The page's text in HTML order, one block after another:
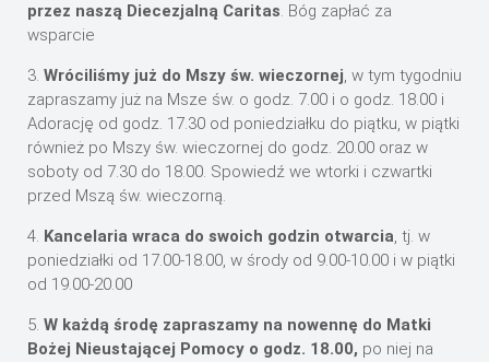
przez naszą Diecezjalną Caritas. Bóg zapłać za
wsparcie
3. Wróciliśmy już do Mszy św. wieczornej, w tym tygodniu
zapraszamy już na Msze św. o godz. 7.00 i o godz. 18.00 i
Adorację od godz. 17.30 od poniedziałku do piątku, w piątki
również po Mszy św. wieczornej do godz. 20.00 oraz w
soboty od 7.30 do 18.00. Spowiedź we wtorki i czwartki
przed Mszą św. wieczorną.
4. Kancelaria wraca do swoich godzin otwarcia, tj. w
poniedziałki od 17.00-18.00, w środy od 9.00-10.00 i w piątki
od 19.00-20.00
5. W każdą środę zapraszamy na nowennę do Matki
Bożej Nieustającej Pomocy o godz. 18.00, po niej na